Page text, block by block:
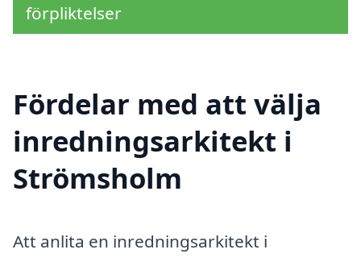
förpliktelser
Fördelar med att välja
inredningsarkitekt i
Strömsholm
Att anlita en inredningsarkitekt i